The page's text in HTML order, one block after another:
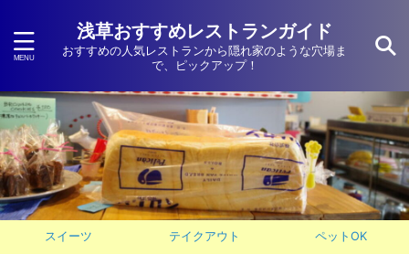
浅草おすすめレストランガイド
おすすめの人気レストランから隠れ家のような穴場ま
で、ピックアップ！
スイーツ テイクアウト ペットOK